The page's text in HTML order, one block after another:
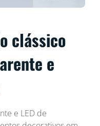
clássico
e
e LED de